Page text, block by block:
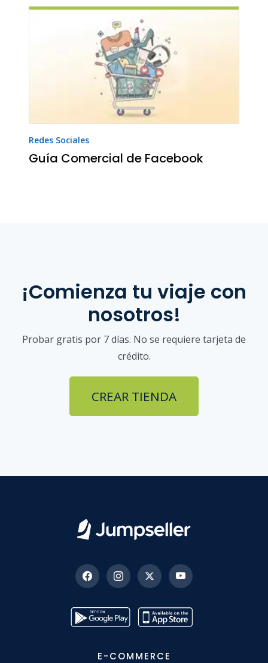
Redes Sociales
Guía Comercial de Facebook
¡Comienza tu viaje con
nosotros!
Probar gratis por 7 días. No se requiere tarjeta de
crédito.
CREAR TIENDA
E-COMMERCE